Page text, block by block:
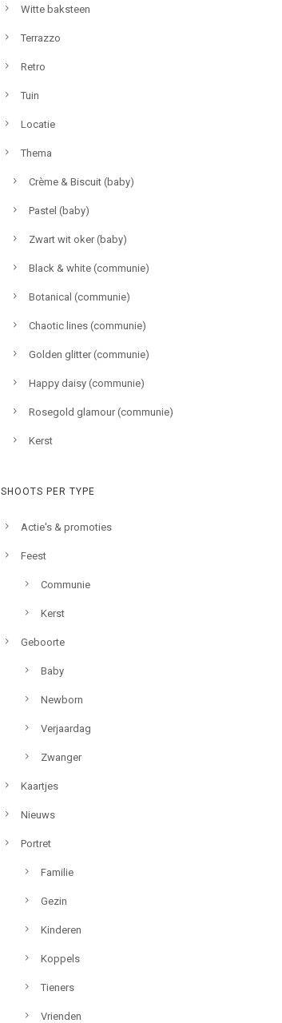
Witte baksteen
Terrazzo
Retro
Tuin
Locatie
Thema
Crème & Biscuit (baby)
Pastel (baby)
Zwart wit oker (baby)
Black & white (communie)
Botanical (communie)
Chaotic lines (communie)
Golden glitter (communie)
Happy daisy (communie)
Rosegold glamour (communie)
Kerst
SHOOTS PER TYPE
Actie's & promoties
Feest
Communie
Kerst
Geboorte
Baby
Newborn
Verjaardag
Zwanger
Kaartjes
Nieuws
Portret
Familie
Gezin
Kinderen
Koppels
Tieners
Vrienden